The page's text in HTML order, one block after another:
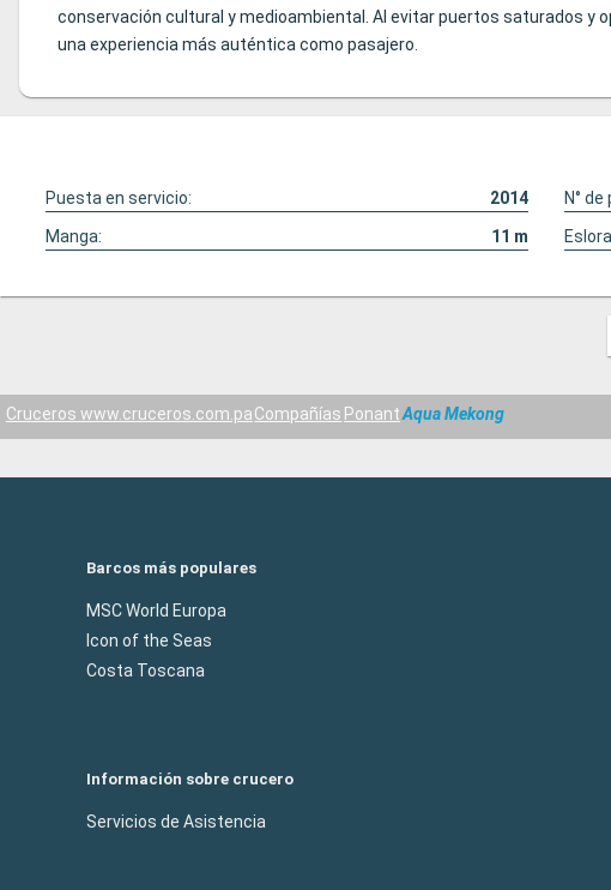
conservación cultural y medioambiental. Al evitar puertos saturados y
una experiencia más auténtica como pasajero.
Puesta en servicio: 2014 N°
Manga:
11 m
Cruceros www.cruceros.com.paCompañías PonantAqua Mekong
Barcos más populares
MSC World Europa
Icon of the Seas
Costa Toscana
Información sobre crucero
Servicios de Asistencia